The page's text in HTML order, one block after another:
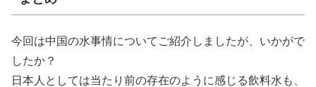
今回は中国の水事情についてご紹介しましたが、いかがで
したか？
日本人としては当たり前の存在のように感じる飲料水も、